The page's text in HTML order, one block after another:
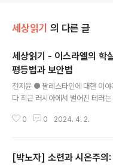
세상읽기 의 다른 글
세상읽기 - 이스라엘의 학
평등법과 보안법
전지윤 ● 팔레스타인에 대한 이
다 최근 러시아에서 벌어진 테러
하지 않을 수 없다. 동시에 이번 테
것을 부정하기 어렵다. 그런데 푸
0 0 2024. 4. 2.
[박노자] 소련과 시온주의